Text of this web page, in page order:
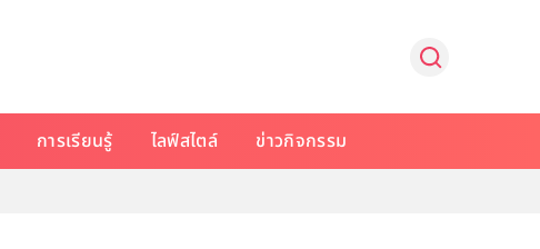
การเรียนรู้ ไลฟ์สไตล์ ข่าวกิจกรรม